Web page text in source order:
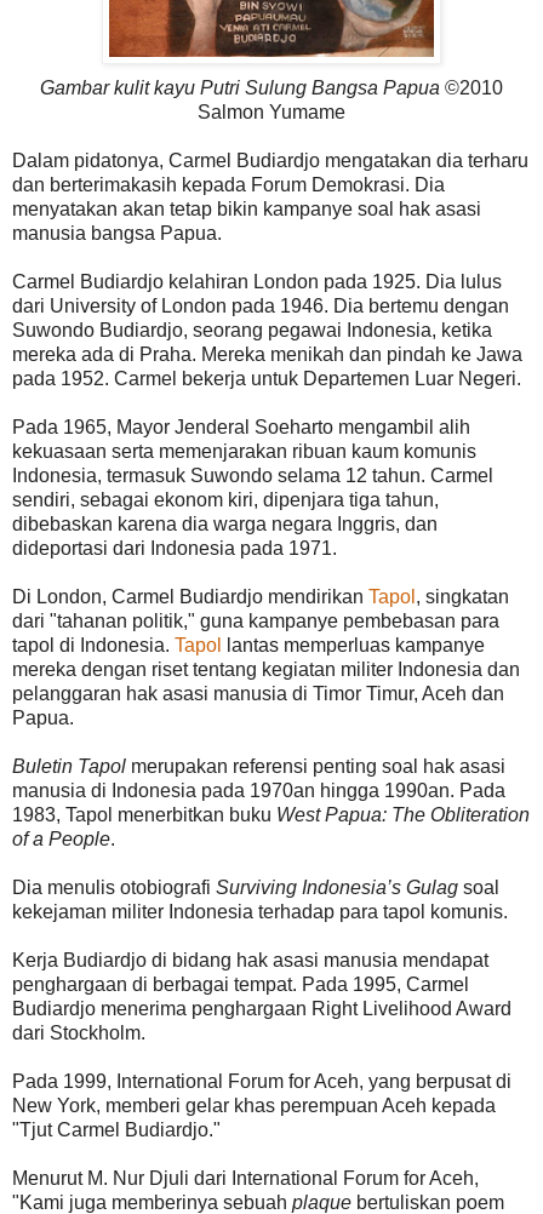
Gambar kulit kayu Putri Sulung Bangsa Papua ©2010
Salmon Yumame
Dalam pidatonya, Carmel Budiardjo mengatakan dia terharu
dan berterimakasih kepada Forum Demokrasi. Dia
menyatakan akan tetap bikin kampanye soal hak asasi
manusia bangsa Papua.
Carmel Budiardjo kelahiran London pada 1925. Dia lulus
dari University of London pada 1946. Dia bertemu dengan
Suwondo Budiardjo, seorang pegawai Indonesia, ketika
mereka ada di Praha. Mereka menikah dan pindah ke Jawa
pada 1952. Carmel bekerja untuk Departemen Luar Negeri.
Pada 1965, Mayor Jenderal Soeharto mengambil alih
kekuasaan serta memenjarakan ribuan kaum komunis
Indonesia, termasuk Suwondo selama 12 tahun. Carmel
sendiri, sebagai ekonom kiri, dipenjara tiga tahun,
dibebaskan karena dia warga negara Inggris, dan
dideportasi dari Indonesia pada 1971.
Di London, Carmel Budiardjo mendirikan Tapol , singkatan
dari "tahanan politik," guna kampanye pembebasan para
tapol di Indonesia. Tapol
lantas memperluas kampanye
mereka dengan riset tentang kegiatan militer Indonesia dan
pelanggaran hak asasi manusia di Timor Timur, Aceh dan
Papua.
Buletin Tapol merupakan referensi penting soal hak asasi
manusia di Indonesia pada 1970an hingga 1990an. Pada
1983, Tapol menerbitkan buku West Papua: The Obliteration
of a People.
Dia menulis otobiografi Surviving Indonesia’s Gulag soal
kekejaman militer Indonesia terhadap para tapol komunis.
Kerja Budiardjo di bidang hak asasi manusia mendapat
penghargaan di berbagai tempat. Pada 1995, Carmel
Budiardjo menerima penghargaan Right Livelihood Award
dari Stockholm.
Pada 1999, International Forum for Aceh, yang berpusat di
New York, memberi gelar khas perempuan Aceh kepada
"Tjut Carmel Budiardjo."
Menurut M. Nur Djuli dari International Forum for Aceh,
"Kami juga memberinya sebuah plaque bertuliskan poem